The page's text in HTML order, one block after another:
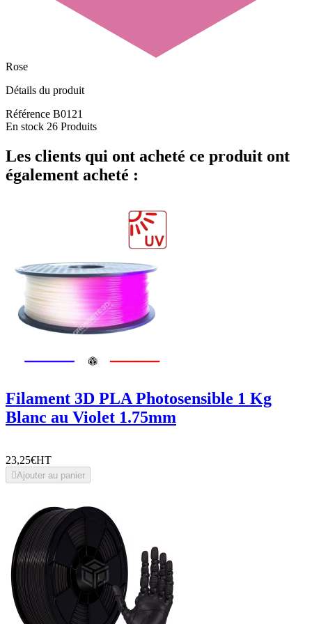
Rose
Détails du produit
Référence B0121
En stock 26 Produits
Les clients qui ont acheté ce produit ont
également acheté :
Filament 3D PLA Photosensible 1 Kg
Blanc au Violet 1.75mm
23,25€HT
Ajouter au panier